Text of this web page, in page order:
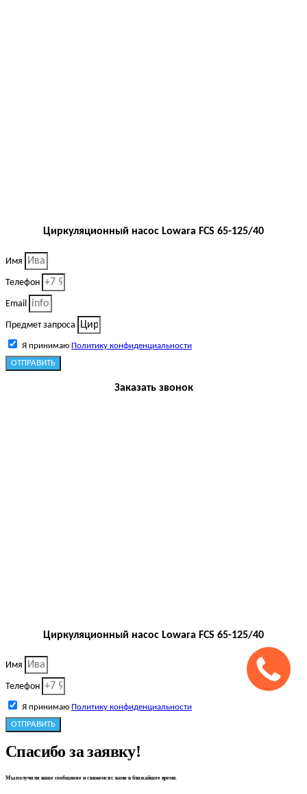
Циркуляционный насос Lowara FCS 65-125/40
Имя
Телефон
Email
Предмет запроса
Я принимаю Политику конфиденциальности
ОТПРАВИТЬ
Заказать звонок
Циркуляционный насос Lowara FCS 65-125/40
Имя
Телефон
Я принимаю Политику конфиденциальности
ОТПРАВИТЬ
Спасибо за заявку!
Мы получили ваше сообщение и свяжемся с вами в ближайшее время.